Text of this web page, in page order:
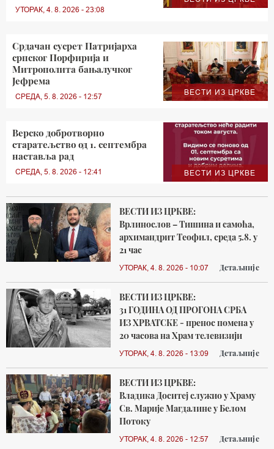
УТОРАК, 4. 8. 2026 - 23:08
ВЕСТИ ИЗ ЦРКВЕ
Срдачан сусрет Патријарха
српског Порфирија и
Митрополита бањалучког
Јефрема
СРЕДА, 5. 8. 2026 - 12:57
ВЕСТИ ИЗ ЦРКВЕ
Верско добротворно
старатељство од 1. септембра
наставља рад
СРЕДА, 5. 8. 2026 - 12:41
ВЕСТИ ИЗ ЦРКВЕ:
Врлинослов – Тишина и самоћа,
архимандрит Теофил, среда 5.8. у
21 час
УТОРАК, 4. 8. 2026 - 10:07 Детаљније
ВЕСТИ ИЗ ЦРКВЕ:
31 ГОДИНА ОД ПРОГОНА СРБА
ИЗ ХРВАТСКЕ - пренос помена у
20 часова на Храм телевизији
УТОРАК, 4. 8. 2026 - 13:09 Детаљније
ВЕСТИ ИЗ ЦРКВЕ:
Владика Доситеј служио у Храму
Св. Марије Магдалине у Белом
Потоку
УТОРАК, 4. 8. 2026 - 12:57 Детаљније